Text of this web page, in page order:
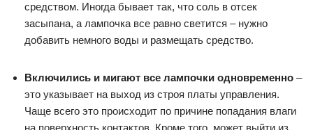
средством. Иногда бывает так, что соль в отсек
засыпана, а лампочка все равно светится – нужно
добавить немного воды и размещать средство.
Включились и мигают все лампочки одновременно –
это указывает на выход из строя платы управления.
Чаще всего это происходит по причине попадания влаги
на поверхность контактов. Кроме того, может выйти из